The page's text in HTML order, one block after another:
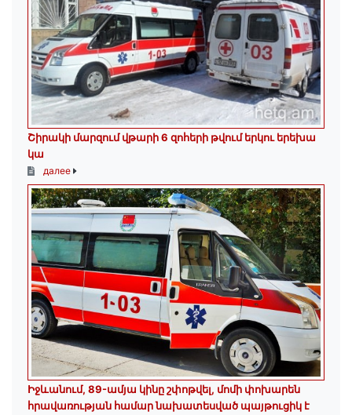
Շիրակի մարզում վթարի 6 զոհերի թվում երկու երեխա
կա
далее
Իջևանում, 89-ամյա կինը շփոթվել, մոմի փոխարեն
հրավառության համար նախատեսված պայթուցիկ է